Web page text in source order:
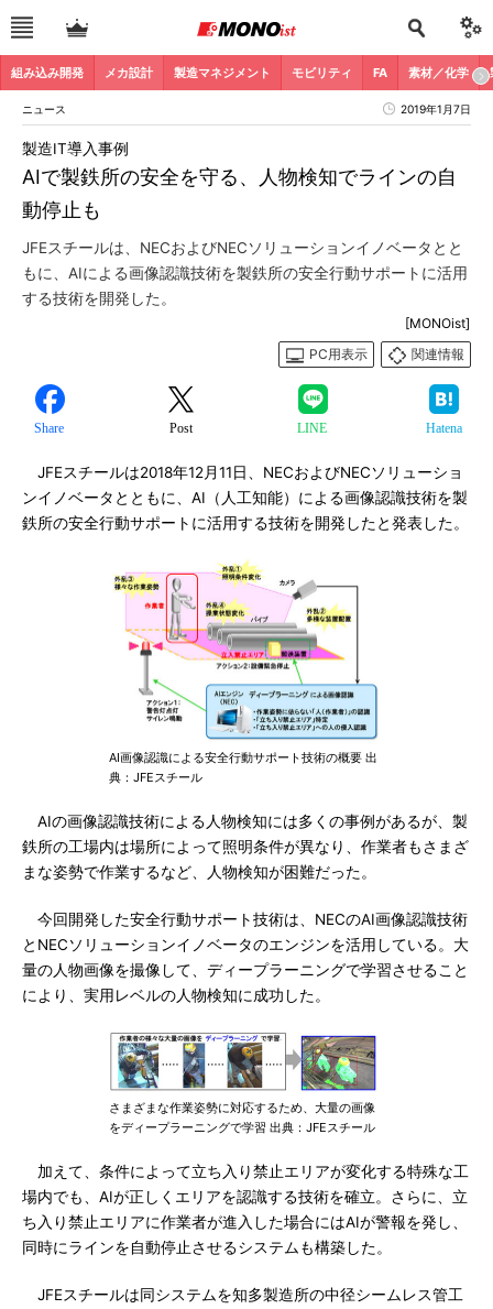
組み込み開発 メカ設計 製造マネジメント モビリティ FA 素材／化学
ニュース 2019年1月7日
AIで製鉄所の安全を守る、人物検知でラインの自
動停止も
製造IT導入事例
JFEスチールは、NECおよびNECソリューションイノベータとと
もに、AIによる画像認識技術を製鉄所の安全行動サポートに活用
する技術を開発した。
[MONOist]
PC用表示
関連情報
Share Post LINE Hatena
JFEスチールは2018年12月11日、NECおよびNECソリューショ
ンイノベータとともに、AI（人工知能）による画像認識技術を製
鉄所の安全行動サポートに活用する技術を開発したと発表した。
AI画像認識による安全行動サポート技術の概要 出
典：JFEスチール
AIの画像認識技術による人物検知には多くの事例があるが、製
鉄所の工場内は場所によって照明条件が異なり、作業者もさまざ
まな姿勢で作業するなど、人物検知が困難だった。
今回開発した安全行動サポート技術は、NECのAI画像認識技術
とNECソリューションイノベータのエンジンを活用している。大
量の人物画像を撮像して、ディープラーニングで学習させること
により、実用レベルの人物検知に成功した。
さまざまな作業姿勢に対応するため、大量の画像
をディープラーニングで学習 出典：JFEスチール
加えて、条件によって立ち入り禁止エリアが変化する特殊な工
場内でも、AIが正しくエリアを認識する技術を確立。さらに、立
ち入り禁止エリアに作業者が進入した場合にはAIが警報を発し、
同時にラインを自動停止させるシステムも構築した。
JFEスチールは同システムを知多製造所の中径シームレス管工